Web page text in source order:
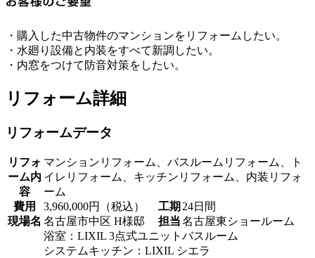
・購入した中古物件のマンションをリフォームしたい。
・水廻り設備と内装をすべて新調したい。
・内窓をつけて防音対策をしたい。
リフォーム詳細
リフォームデータ
リフォ
ーム内
容
マンションリフォーム、バスルームリフォーム、ト
イレリフォーム、キッチンリフォーム、内装リフォ
ーム
費用
3,960,000円（税込） 工期 24日間
現場名 名古屋市中区 H様邸 担当名古屋東ショールーム
浴室：LIXIL 3点式ユニットバスルーム
システムキッチン：LIXIL シエラ